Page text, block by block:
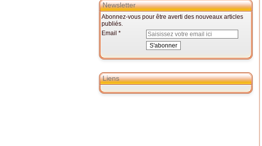
Newsletter
Abonnez-vous pour être averti des nouveaux articles
publiés.
Email
Liens